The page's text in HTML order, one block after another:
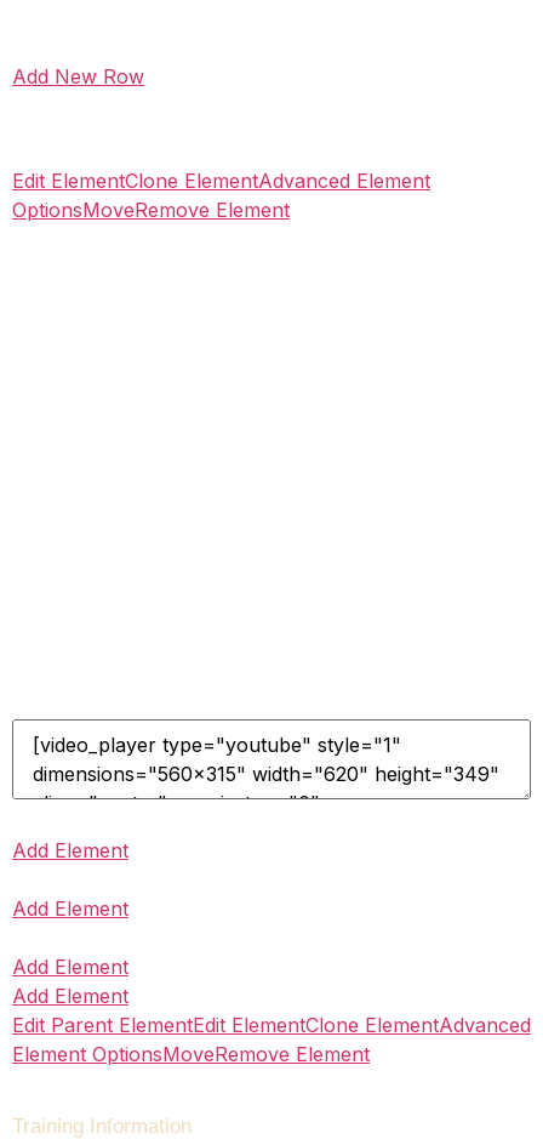
Add New Row
Edit ElementClone ElementAdvanced Element
OptionsMoveRemove Element
Add Element
Add Element
Add Element
Add Element
Edit Parent ElementEdit ElementClone ElementAdvanced
Element OptionsMoveRemove Element
Training Information